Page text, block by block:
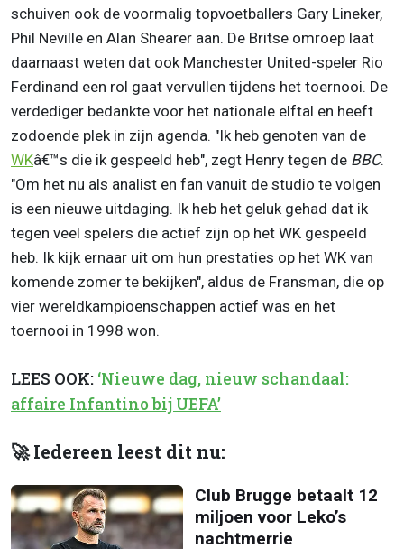
schuiven ook de voormalig topvoetballers Gary Lineker,
Phil Neville en Alan Shearer aan. De Britse omroep laat
daarnaast weten dat ook Manchester United-speler Rio
Ferdinand een rol gaat vervullen tijdens het toernooi. De
verdediger bedankte voor het nationale elftal en heeft
zodoende plek in zijn agenda. "Ik heb genoten van de
WKâ€™s die ik gespeeld heb", zegt Henry tegen de BBC.
"Om het nu als analist en fan vanuit de studio te volgen
is een nieuwe uitdaging. Ik heb het geluk gehad dat ik
tegen veel spelers die actief zijn op het WK gespeeld
heb. Ik kijk ernaar uit om hun prestaties op het WK van
komende zomer te bekijken", aldus de Fransman, die op
vier wereldkampioenschappen actief was en het
toernooi in 1998 won.
LEES OOK: ‘Nieuwe dag, nieuw schandaal:
affaire Infantino bij UEFA’
🚀 Iedereen leest dit nu:
Club Brugge betaalt 12
miljoen voor Leko’s
nachtmerrie